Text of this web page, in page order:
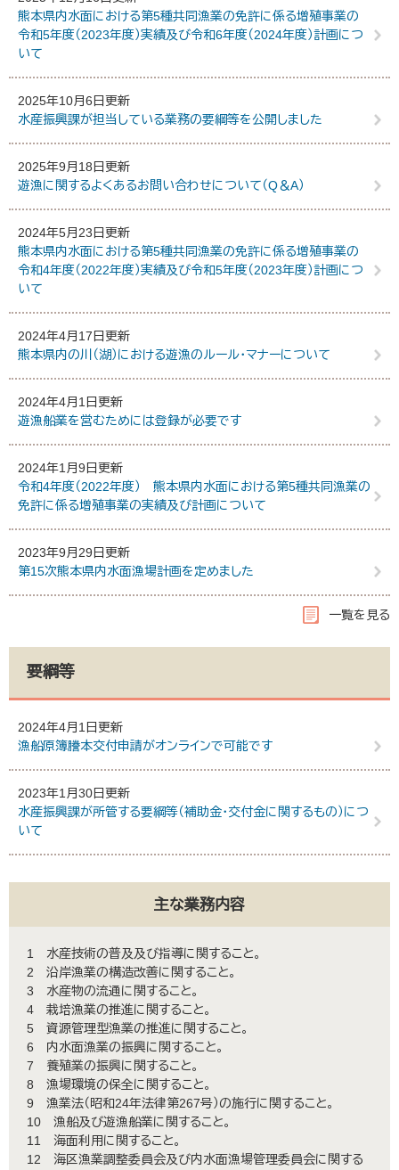
熊本県内水面における第5種共同漁業の免許に係る増殖事業の
令和5年度（2023年度）実績及び令和6年度（2024年度）計画につ
いて
2025年10月6日更新
水産振興課が担当している業務の要綱等を公開しました
2025年9月18日更新
遊漁に関するよくあるお問い合わせについて（Q＆A）
2024年5月23日更新
熊本県内水面における第5種共同漁業の免許に係る増殖事業の
令和4年度（2022年度）実績及び令和5年度（2023年度）計画につ
いて
2024年4月17日更新
熊本県内の川（湖）における遊漁のルール・マナーについて
2024年4月1日更新
遊漁船業を営むためには登録が必要です
2024年1月9日更新
令和4年度（2022年度） 熊本県内水面における第5種共同漁業の
免許に係る増殖事業の実績及び計画について
2023年9月29日更新
第15次熊本県内水面漁場計画を定めました
一覧を見る
要綱等
2024年4月1日更新
漁船原簿謄本交付申請がオンラインで可能です
2023年1月30日更新
水産振興課が所管する要綱等（補助金・交付金に関するもの）につ
いて
主な業務内容
1 水産技術の普及及び指導に関すること。
2 沿岸漁業の構造改善に関すること。
3 水産物の流通に関すること。
4 栽培漁業の推進に関すること。
5 資源管理型漁業の推進に関すること。
6 内水面漁業の振興に関すること。
7 養殖業の振興に関すること。
8 漁場環境の保全に関すること。
9 漁業法（昭和24年法律第267号）の施行に関すること。
10 漁船及び遊漁船業に関すること。
11 海面利用に関すること。
12 海区漁業調整委員会及び内水面漁場管理委員会に関する